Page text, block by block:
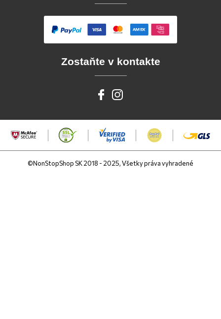
Zostaňte v kontakte
©NonStopShop SK 2018 - 2025, Všetky práva vyhradené